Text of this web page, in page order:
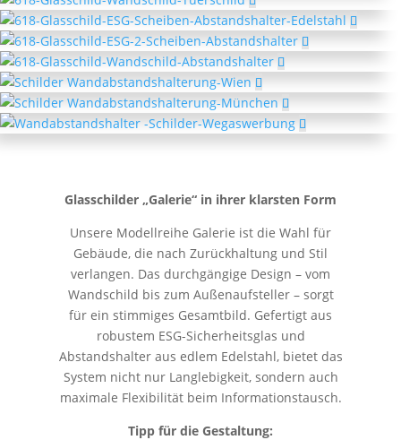
Glasschilder „Galerie“ in ihrer klarsten Form
Unsere Modellreihe Galerie ist die Wahl für
Gebäude, die nach Zurückhaltung und Stil
verlangen. Das durchgängige Design – vom
Wandschild bis zum Außenaufsteller – sorgt
für ein stimmiges Gesamtbild. Gefertigt aus
robustem ESG-Sicherheitsglas und
Abstandshalter aus edlem Edelstahl, bietet das
System nicht nur Langlebigkeit, sondern auch
maximale Flexibilität beim Informationstausch.
Tipp für die Gestaltung: